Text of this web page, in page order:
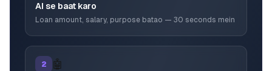
AI se baat karo
Loan amount, salary, purpose batao — 30 seconds mein
2 🤖